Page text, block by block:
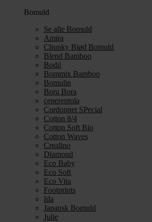
Bomuld
Se alle Bomuld
Amira
Chunky Blød Bomuld
Blend Bamboo
Bodil
Bommix Bamboo
Bomulin
Bora Bora
cenerentola
Cordonnet SPecial
Cotton 8/4
Cotton Soft Bio
Cotton Waves
Crealino
Diamond
Eco Baby
Eco Soft
Eco Vita
Footprints
Ida
Japansk Bomuld
Julie